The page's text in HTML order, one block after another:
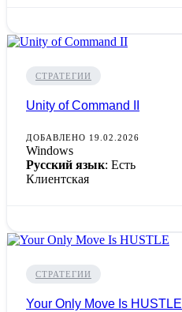
СТРАТЕГИИ
Unity of Command II
ДОБАВЛЕНО 19.02.2026
Windows
Русский язык: Есть
Клиентская
СТРАТЕГИИ
Your Only Move Is HUSTLE